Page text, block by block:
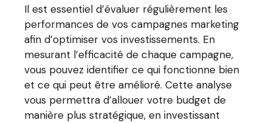
Il est essentiel d’évaluer régulièrement les
performances de vos campagnes marketing
afin d’optimiser vos investissements. En
mesurant l’efficacité de chaque campagne,
vous pouvez identifier ce qui fonctionne bien
et ce qui peut être amélioré. Cette analyse
vous permettra d’allouer votre budget de
manière plus stratégique, en investissant